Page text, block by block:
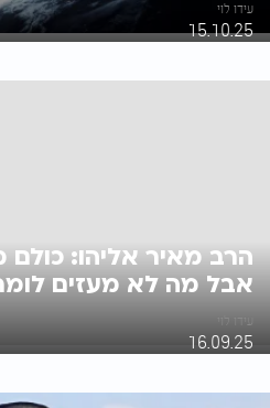
עידו לוי
15.10.25
הרב מאיר אליהו:
אבל מה לא מעזים
עידו לוי
16.09.25